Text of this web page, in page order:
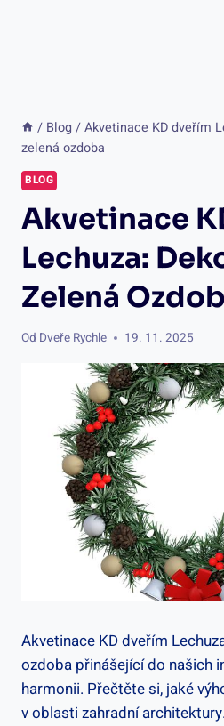
/ Blog / Akvetinace KD dveřím
zelená ozdoba
BLOG
Akvetinace
Lechuza:
Zelená
Od Dveře Rychle 19. 11. 2025
Akvetinace KD dveřím
ozdoba přinášející do našich
harmonii. Přečtěte si, jaké
v oblasti zahradní architektury.